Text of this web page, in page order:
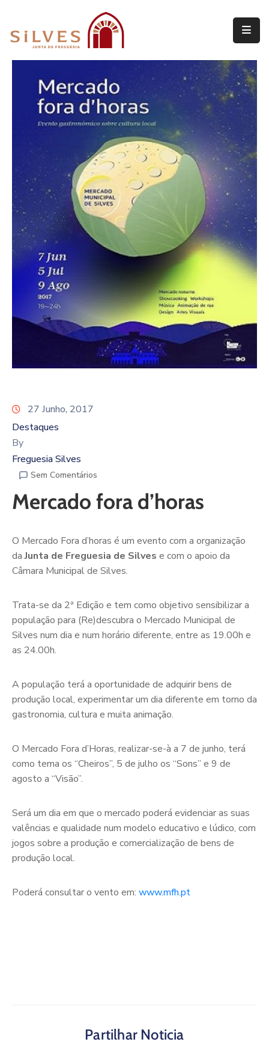
Freguesia
Projetos
27 Junho, 2017
Destaques
By
Freguesia Silves
Sem Comentários
Mercado fora d’horas
O Mercado Fora d’horas é um evento com a organização
daJunta de Freguesia de Silves e com o apoio da
Câmara Municipal de Silves.
Trata-se da 2ª Edição e tem como objetivo sensibilizar a
população para (Re)descubra o Mercado Municipal de
Silves num dia e num horário diferente, entre as 19.00h e
as 24.00h.
A população terá a oportunidade de adquirir bens de
produção local, experimentar um dia diferente em torno da
gastronomia, cultura e muita animação.
O Mercado Fora d’Horas, realizar-se-à a 7 de junho, terá
como tema os “Cheiros”, 5 de julho os “Sons” e 9 de
agosto a “Visão”.
Será um dia em que o mercado poderá evidenciar as suas
valências e qualidade num modelo educativo e lúdico, com
jogos sobre a produção e comercialização de bens de
produção local.
Poderá consultar o vento em: www.mfh.pt
Partilhar Noticia